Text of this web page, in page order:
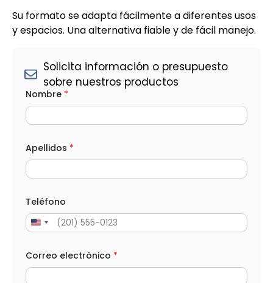
Su formato se adapta fácilmente a diferentes usos
y espacios. Una alternativa fiable y de fácil manejo.
Solicita información o presupuesto
sobre nuestros productos
Nombre *
Apellidos *
Teléfono
Correo electrónico *